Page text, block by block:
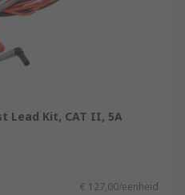
Lead Kit, CAT II, 5A
€ 127,00/eenheid